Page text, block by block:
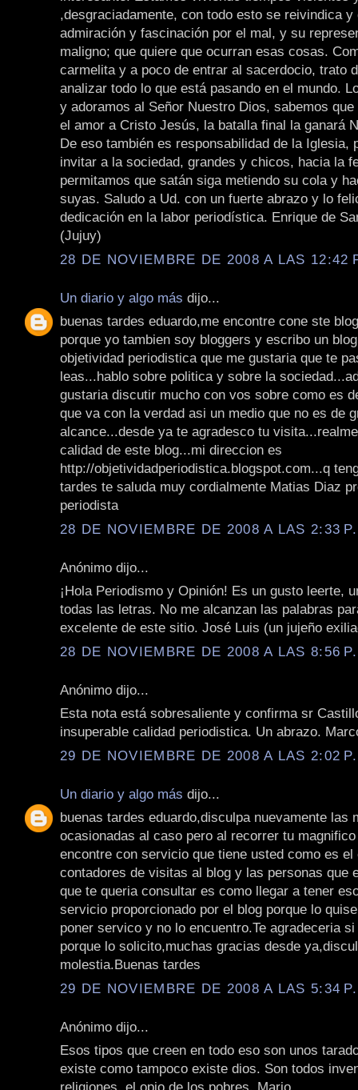
,desgraciadamente, con todo esto se reivindica y
admiración y fascinación por el mal, y su
maligno; que quiere que ocurran esas cosas.
carmelita y a poco de entrar al sacerdocio, trato
analizar todo lo que está pasando en el mundo.
y adoramos al Señor Nuestro Dios, sabemos
el amor a Cristo Jesús, la batalla final la ganará
De eso también es responsabilidad de la Iglesia,
invitar a la sociedad, grandes y chicos, hacia la
permitamos que satán siga metiendo su cola y
suyas. Saludo a Ud. con un fuerte abrazo y lo
dedicación en la labor periodística. Enrique de
(Jujuy)
28 DE NOVIEMBRE DE 2008 A LAS 12:42
Un diario y algo más dijo...
buenas tardes eduardo,me encontre cone ste
porque yo tambien soy bloggers y escribo un
objetividad periodistica que me gustaria que te
leas...hablo sobre politica y sobre la
gustaria discutir mucho con vos sobre como es
que va con la verdad asi un medio que no es de
alcance...desde ya te agradesco tu
calidad de este blog...mi direccion es
http://objetividadperiodistica.blogspot.com...q
tardes te saluda muy cordialmente Matias Diaz
periodista
28 DE NOVIEMBRE DE 2008 A LAS 2:33
Anónimo dijo...
¡Hola Periodismo y Opinión! Es un gusto leerte,
todas las letras. No me alcanzan las palabras
excelente de este sitio. José Luis (un jujeño
28 DE NOVIEMBRE DE 2008 A LAS 8:56
Anónimo dijo...
Esta nota está sobresaliente y confirma sr
insuperable calidad periodistica. Un abrazo.
29 DE NOVIEMBRE DE 2008 A LAS 2:02
Un diario y algo más dijo...
buenas tardes eduardo,disculpa nuevamente las
ocasionadas al caso pero al recorrer tu
encontre con servicio que tiene usted como es el
contadores de visitas al blog y las personas que
que te queria consultar es como llegar a tener
servicio proporcionado por el blog porque lo
poner servico y no lo encuentro.Te agradeceria
porque lo solicito,muchas gracias desde
molestia.Buenas tardes
29 DE NOVIEMBRE DE 2008 A LAS 5:34
Anónimo dijo...
Esos tipos que creen en todo eso son unos
existe como tampoco existe dios. Son todos